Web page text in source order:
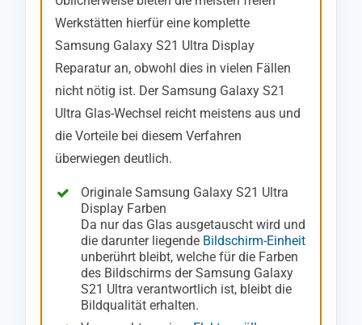
Werkstätten hierfür eine komplette
Samsung Galaxy S21 Ultra Display
Reparatur an, obwohl dies in vielen Fällen
nicht nötig ist. Der Samsung Galaxy S21
Ultra Glas-Wechsel reicht meistens aus und
die Vorteile bei diesem Verfahren
überwiegen deutlich.
Originale Samsung Galaxy S21 Ultra
Display Farben
Da nur das Glas ausgetauscht wird und
die darunter liegende Bildschirm-Einheit
unberührt bleibt, welche für die Farben
des Bildschirms der Samsung Galaxy
S21 Ultra verantwortlich ist, bleibt die
Bildqualität erhalten.